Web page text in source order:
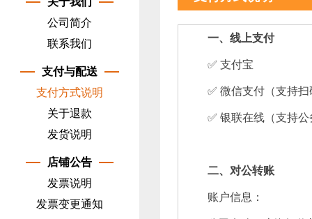
公司简介
联系我们
支付与配送
支付方式说明
关于退款
发货说明
店铺公告
发票说明
发票变更通知
一、线上支付
✅ 支付宝
✅ 微信支付（支持
✅ 银联在线（支持
二、对公转账
账户信息：